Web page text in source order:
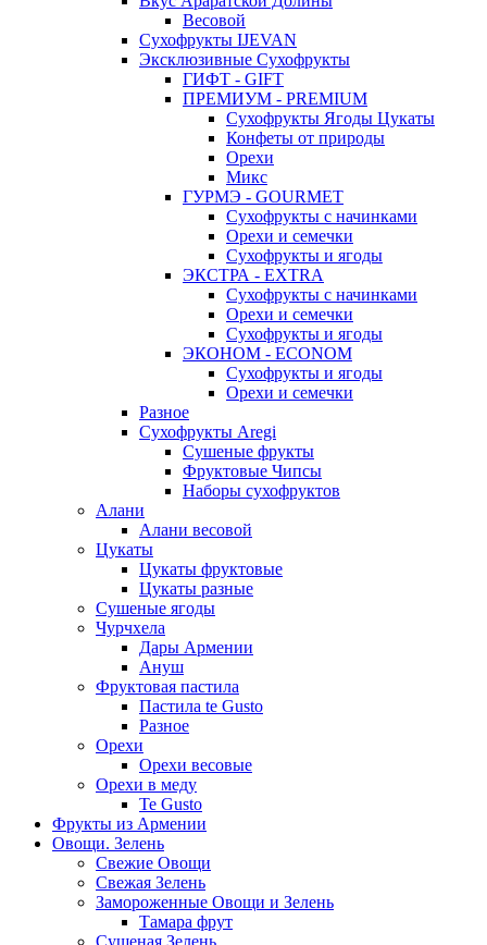
Весовой
Сухофрукты IJEVAN
Эксклюзивные Сухофрукты
ГИФТ - GIFT
ПРЕМИУМ - PREMIUM
Сухофрукты Ягоды Цукаты
Конфеты от природы
Орехи
Микс
ГУРМЭ - GOURMET
Сухофрукты с начинками
Орехи и семечки
Сухофрукты и ягоды
ЭКСТРА - EXTRA
Сухофрукты с начинками
Орехи и семечки
Сухофрукты и ягоды
ЭКОНОМ - ECONOM
Сухофрукты и ягоды
Орехи и семечки
Разное
Сухофрукты Aregi
Сушеные фрукты
Фруктовые Чипсы
Наборы сухофруктов
Алани
Алани весовой
Цукаты
Цукаты фруктовые
Цукаты разные
Сушеные ягоды
Чурчхела
Дары Армении
Ануш
Фруктовая пастила
Пастила te Gusto
Разное
Орехи
Орехи весовые
Орехи в меду
Te Gusto
Фрукты из Армении
Овощи. Зелень
Свежие Овощи
Свежая Зелень
Замороженные Овощи и Зелень
Тамара фрут
Сушеная Зелень